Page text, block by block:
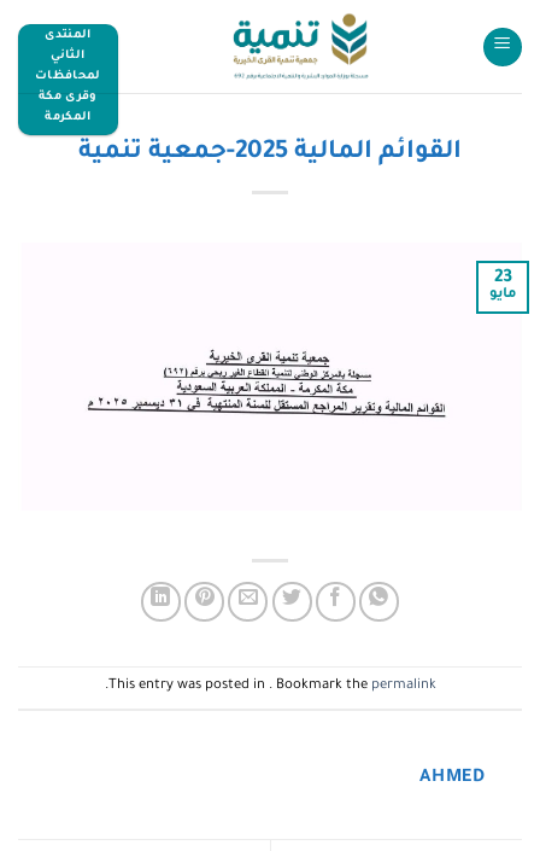
المنتدى
الثاني
لمحافظات
وقرى مكة
المكرمة
القوائم المالية 2025-جمعية تنمية
23
مايو
This entry was posted in . Bookmark the permalink
.
AHMED